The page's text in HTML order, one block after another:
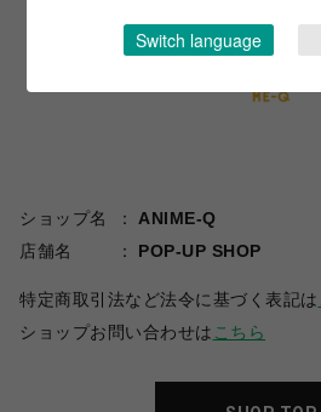
ショップ名
ANIME-Q
店舗名
POP-UP SHOP
特定商取引法など法令に基づく表記は
ショップお問い合わせは こちら
Switch language